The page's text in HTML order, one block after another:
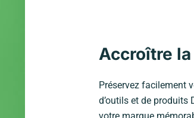
Accroître
Préservez facilement
d’outils et de produits